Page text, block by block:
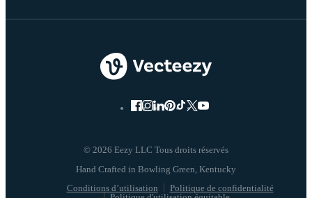
© 2026 Eezy LLC Tous droits réservés
Conditions d’utilisation
Politique de confidentialité